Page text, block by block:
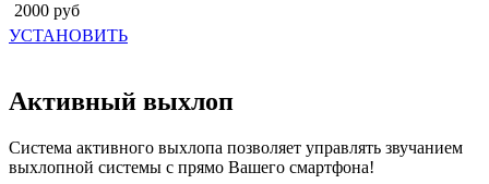
2000 руб
УСТАНОВИТЬ
Активный выхлоп
Система активного выхлопа позволяет управлять звучанием
выхлопной системы с прямо Вашего смартфона!